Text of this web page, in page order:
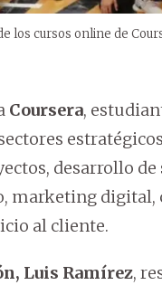
los cursos online de
Coursera,
desarrollo
digital,
al cliente.
Luis Ramírez,